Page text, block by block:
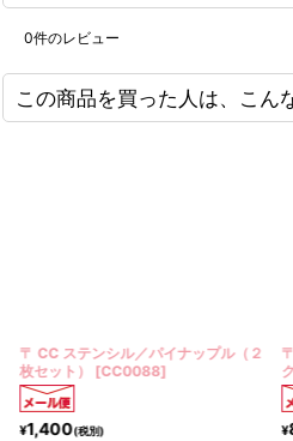
0件のレビュー
この商品を買った人は、こん
〒 CC ステンシル／パイナップル（２
枚セット）
CC0088]
¥1,400(税別) ¥